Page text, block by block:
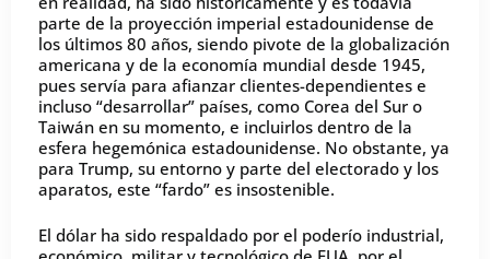
parte de la proyección imperial estadounidense de
los últimos 80 años, siendo pivote de la globalización
americana y de la economía mundial desde 1945,
pues servía para afianzar clientes-dependientes e
incluso “desarrollar” países, como Corea del Sur o
Taiwán en su momento, e incluirlos dentro de la
esfera hegemónica estadounidense. No obstante, ya
para Trump, su entorno y parte del electorado y los
aparatos, este “fardo” es insostenible.
El dólar ha sido respaldado por el poderío industrial,